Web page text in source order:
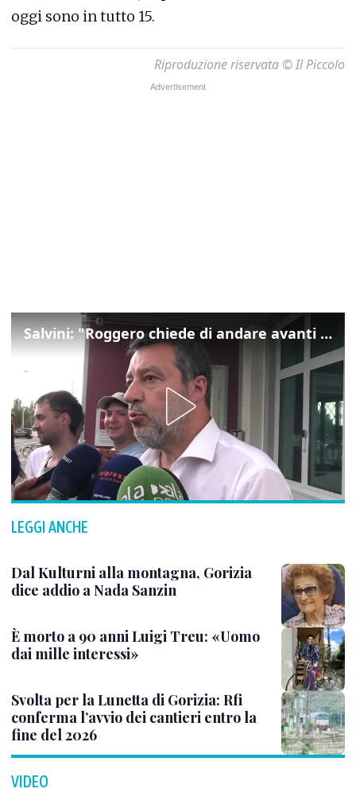
oggi sono in tutto 15.
Riproduzione riservata © Il Piccolo
Salvini: "Roggero chiede di andare avanti su norma anti-risarcimenti"
LEGGI ANCHE
Dal Kulturni alla montagna, Gorizia
dice addio a Nada Sanzin
È morto a 90 anni Luigi Treu: «Uomo
dai mille interessi»
Svolta per la Lunetta di Gorizia: Rfi
conferma l’avvio dei cantieri entro la
fine del 2026
VIDEO